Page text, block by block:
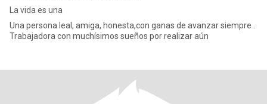
La vida es una
Una persona leal, amiga, honesta,con ganas de avanzar siempre .
Trabajadora con muchísimos sueños por realizar aún